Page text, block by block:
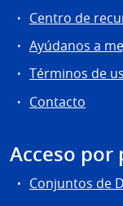
Centro de
Ayúdanos a
Términos de
Contacto
Acceso por
Conjuntos de